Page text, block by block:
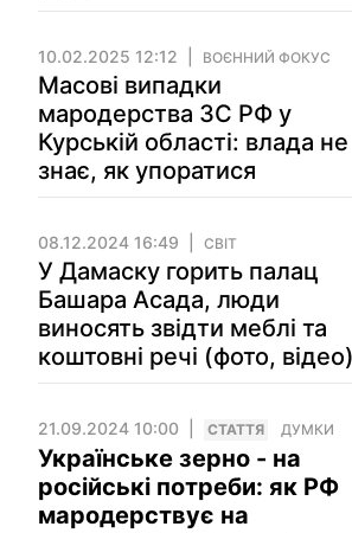
10.02.2025 12:12 ВОЄННИЙ ФОКУС
Масові випадки
мародерства ЗС РФ у
Курській області: влада не
знає, як упоратися
08.12.2024 16:49 СВІТ
У Дамаску горить палац
Башара Асада, люди
виносять звідти меблі та
коштовні речі (фото, відео)
21.09.2024 10:00 СТАТТЯ ДУМКИ
Українське зерно - на
російські потреби: як РФ
мародерствує на